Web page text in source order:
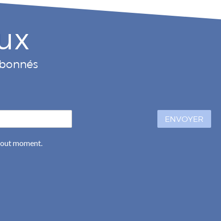
moment.
ENVOYER